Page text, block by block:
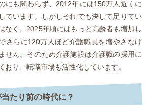
にも関わらず、2012年には150万人近くに
ています。しかしそれでも決して足りてい
なく、2025年頃にはもっと高齢者も増加し
さらに120万人ほど介護職員を増やさなけ
せん。そのため介護施設は介護職の採用に
おり、転職市場も活性化しています。
たり前の時代に？